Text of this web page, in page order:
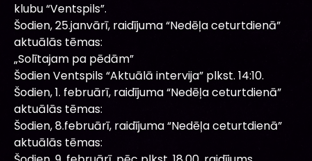
klubu “Ventspils”.
Šodien, 25.janvārī, raidījuma “Nedēļa ceturtdienā”
aktuālās tēmas:
„Solītajam pa pēdām”
Šodien Ventspils “Aktuālā intervija” plkst. 14:10.
Šodien, 1. februārī, raidījuma “Nedēļa ceturtdienā”
aktuālās tēmas:
Šodien, 8.februārī, raidījuma “Nedēļa ceturtdienā”
aktuālās tēmas: